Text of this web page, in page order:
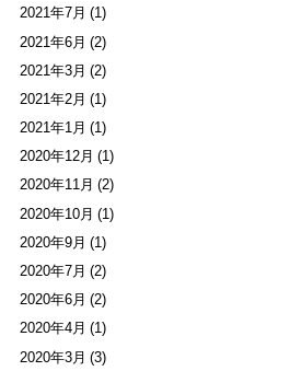
2021年7月 (1)
2021年6月 (2)
2021年3月 (2)
2021年2月 (1)
2021年1月 (1)
2020年12月 (1)
2020年11月 (2)
2020年10月 (1)
2020年9月 (1)
2020年7月 (2)
2020年6月 (2)
2020年4月 (1)
2020年3月 (3)